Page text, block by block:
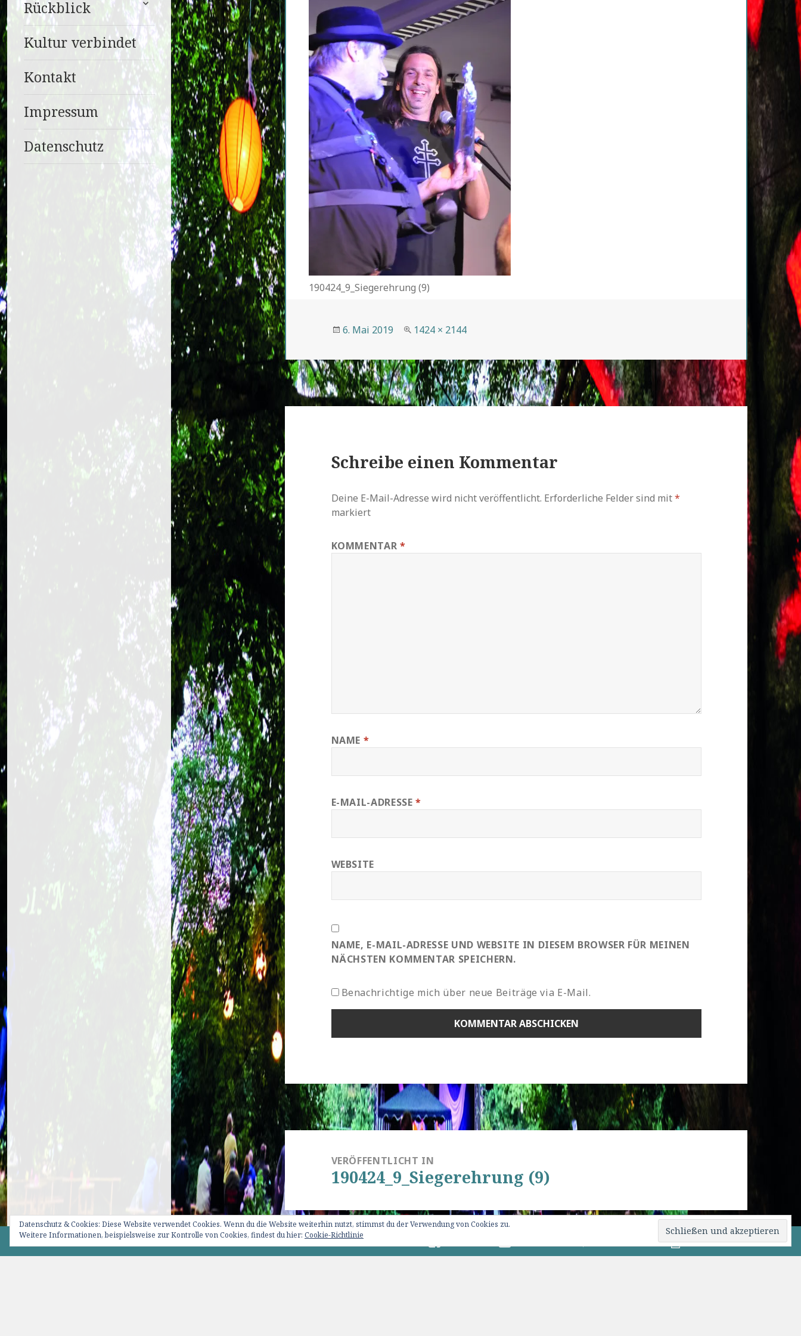
Rückblick
anzeigen
Kultur verbindet
Kontakt
Impressum
Datenschutz
190424_9_Siegerehrung (9)
Veröffentlicht
6. Mai 2019
Volle
1424 × 2144
Schreibe einen Kommentar
Deine E-Mail-Adresse wird nicht veröffentlicht. Erforderliche Felder sind mit*
markiert
KOMMENTAR *
NAME *
E-MAIL-ADRESSE*
WEBSITE
NAME, E-MAIL-ADRESSE UND WEBSITE IN DIESEM BROWSER FÜR MEINEN
NÄCHSTEN KOMMENTAR SPEICHERN.
Benachrichtige mich über neue Beiträge via E-Mail.
Beitragsnavigation
VERÖFFENTLICHT IN
190424_9_Siegerehrung (9)
Beitrittsformular
Datenschutz & Cookies: Diese Website verwendet Cookies. Wenn du die Website weiterhin nutzt, stimmst du der Verwendung von Cookies zu.
Weitere Informationen, beispielsweise zur Kontrolle von Cookies, findest du hier: Cookie-Richtlinie